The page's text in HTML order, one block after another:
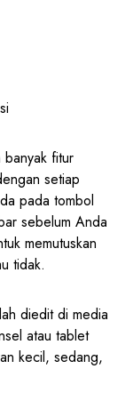
banyak fitur
setiap
pada tombol
sebelum Anda
memutuskan
tidak.
diedit di media
atau tablet
kecil, sedang,